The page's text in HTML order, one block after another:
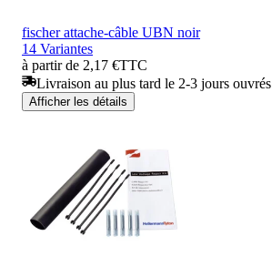
fischer attache-câble UBN noir
14 Variantes
à partir de 2,17 €TTC
Livraison au plus tard le 2-3 jours ouvrés
Afficher les détails